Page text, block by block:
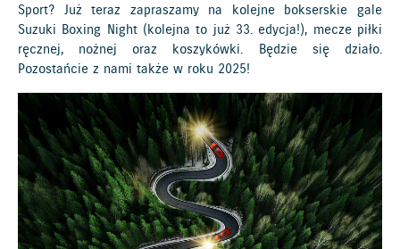
Sport? Już teraz zapraszamy na kolejne bokserskie gale
Suzuki Boxing Night (kolejna to już 33. edycja!), mecze piłki
ręcznej, nożnej oraz koszykówki. Będzie się działo.
Pozostańcie z nami także w roku 2025!